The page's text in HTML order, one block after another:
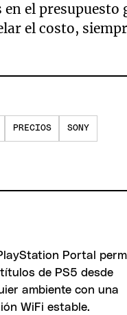
el
el costo,
PRECIOS SONY